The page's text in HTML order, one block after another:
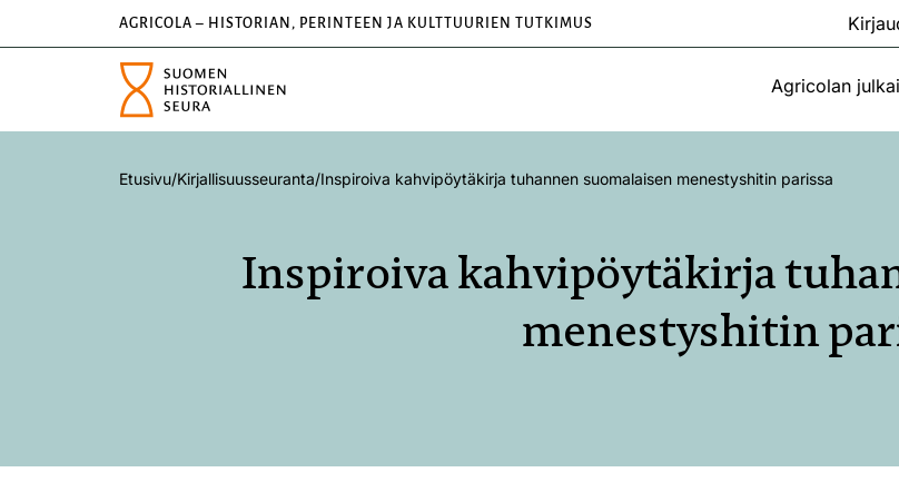
AGRICOLA – HISTORIAN, PERINTEEN JA KULTTUURIEN TUTKIMUS
Agricolan
Etusivu/Kirjallisuusseuranta/Inspiroiva kahvipöytäkirja tuhannen suomalaisen menestyshitin parissa
Inspiroiva kahvipöytäkirja
menestyshitin